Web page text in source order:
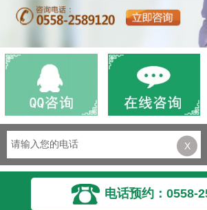
X
电话预约：0558-